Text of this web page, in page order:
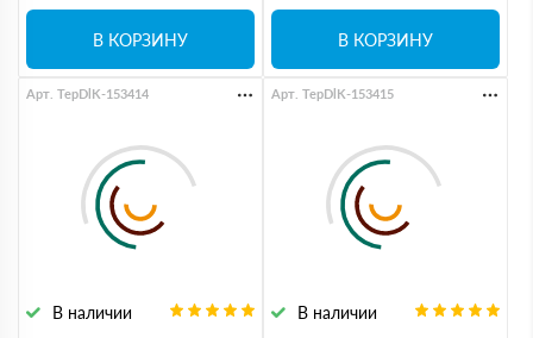
В КОРЗИНУ В КОРЗИНУ
В наличии
Арт. TepDlK-153414
В наличии
Арт. TepDlK-153415